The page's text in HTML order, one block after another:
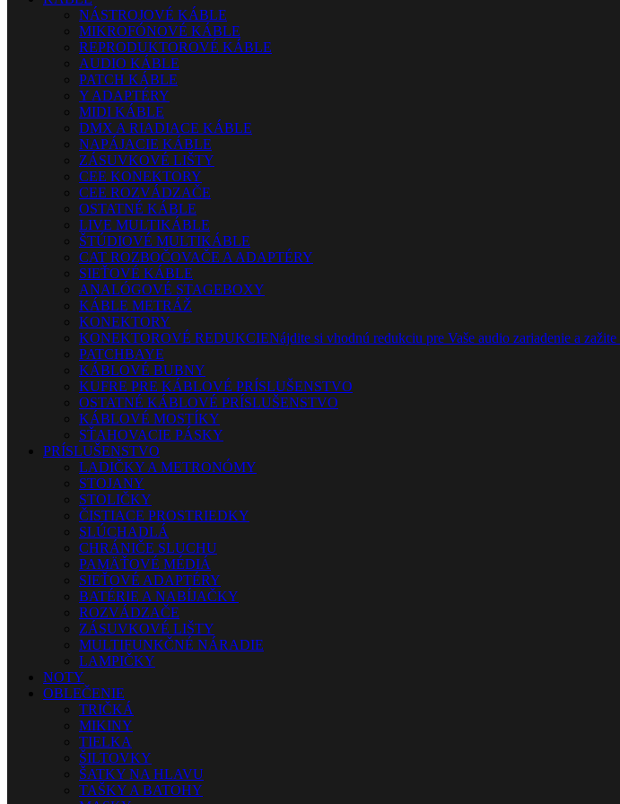
NÁSTROJOVÉ KÁBLE
MIKROFÓNOVÉ KÁBLE
REPRODUKTOROVÉ KÁBLE
AUDIO KÁBLE
PATCH KÁBLE
Y ADAPTÉRY
MIDI KÁBLE
DMX A RIADIACE KÁBLE
NAPÁJACIE KÁBLE
ZÁSUVKOVÉ LIŠTY
CEE KONEKTORY
CEE ROZVÁDZAČE
OSTATNÉ KÁBLE
LIVE MULTIKÁBLE
ŠTÚDIOVÉ MULTIKÁBLE
CAT ROZBOČOVAČE A ADAPTÉRY
SIEŤOVÉ KÁBLE
ANALÓGOVÉ STAGEBOXY
KÁBLE METRÁŽ
KONEKTORY
KONEKTOROVÉ REDUKCIENájdite si vhodnú redukciu pre Vaše audio zariadenie a
PATCHBAYE
KÁBLOVÉ BUBNY
KUFRE PRE KÁBLOVÉ PRÍSLUŠENSTVO
OSTATNÉ KÁBLOVÉ PRÍSLUŠENSTVO
KÁBLOVÉ MOSTÍKY
SŤAHOVACIE PÁSKY
PRÍSLUŠENSTVO
LADIČKY A METRONÓMY
STOJANY
STOLIČKY
ČISTIACE PROSTRIEDKY
SLÚCHADLÁ
CHRÁNIČE SLUCHU
PAMÄŤOVÉ MÉDIÁ
SIEŤOVÉ ADAPTÉRY
BATÉRIE A NABÍJAČKY
ROZVÁDZAČE
ZÁSUVKOVÉ LIŠTY
MULTIFUNKČNÉ NÁRADIE
LAMPIČKY
NOTY
OBLEČENIE
TRIČKÁ
MIKINY
TIELKA
ŠILTOVKY
ŠATKY NA HLAVU
TAŠKY A BATOHY